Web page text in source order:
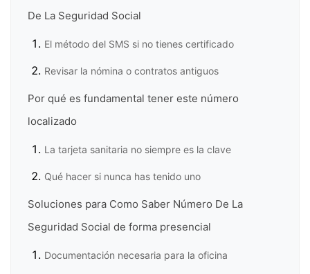
De La Seguridad Social
El método del SMS si no tienes certificado
Revisar la nómina o contratos antiguos
Por qué es fundamental tener este número
localizado
La tarjeta sanitaria no siempre es la clave
Qué hacer si nunca has tenido uno
Soluciones para Como Saber Número De La
Seguridad Social de forma presencial
Documentación necesaria para la oficina